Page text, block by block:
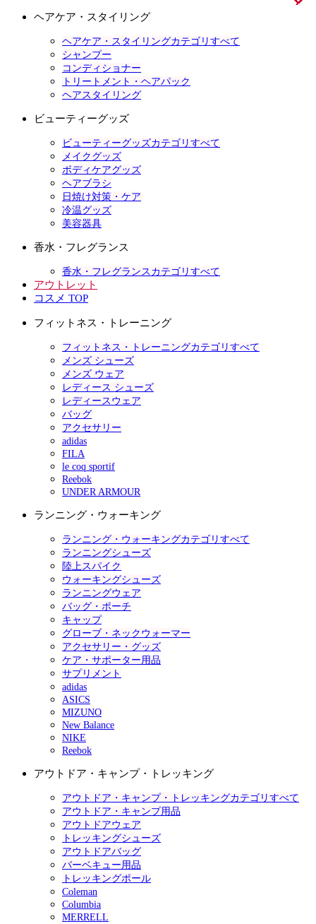
ヘアケア・スタイリング
ヘアケア・スタイリングカテゴリすべて
シャンプー
コンディショナー
トリートメント・ヘアパック
ヘアスタイリング
ビューティーグッズ
ビューティーグッズカテゴリすべて
メイクグッズ
ボディケアグッズ
ヘアブラシ
日焼け対策・ケア
冷温グッズ
美容器具
香水・フレグランス
香水・フレグランスカテゴリすべて
アウトレット
コスメ TOP
フィットネス・トレーニング
フィットネス・トレーニングカテゴリすべて
メンズ シューズ
メンズ ウェア
レディース シューズ
レディースウェア
バッグ
アクセサリー
adidas
FILA
le coq sportif
Reebok
UNDER ARMOUR
ランニング・ウォーキング
ランニング・ウォーキングカテゴリすべて
ランニングシューズ
陸上スパイク
ウォーキングシューズ
ランニングウェア
バッグ・ポーチ
キャップ
グローブ・ネックウォーマー
アクセサリー・グッズ
ケア・サポーター用品
サプリメント
adidas
ASICS
MIZUNO
New Balance
NIKE
Reebok
アウトドア・キャンプ・トレッキング
アウトドア・キャンプ・トレッキングカテゴリすべて
アウトドア・キャンプ用品
アウトドアウェア
トレッキングシューズ
アウトドアバッグ
バーベキュー用品
トレッキングポール
Coleman
Columbia
MERRELL